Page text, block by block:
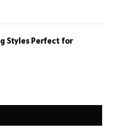
Styles Perfect for